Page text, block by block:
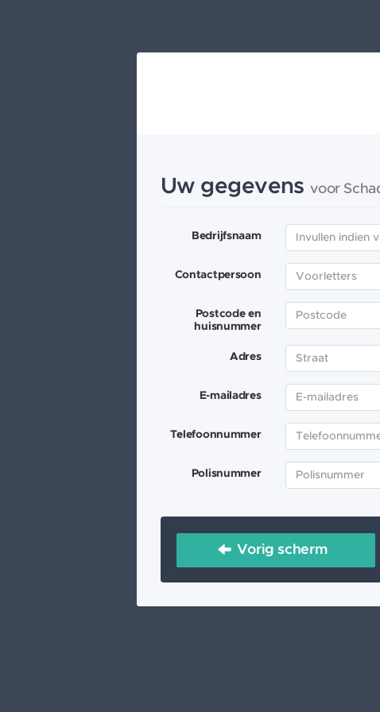
Uw gegevensvoor
Bedrijfsnaam
Contactpersoon
Postcode en
huisnummer
Adres
E-mailadres
Telefoonnummer
Polisnummer
Vorig scherm